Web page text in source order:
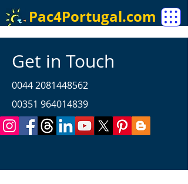
Pac4Portugal.com
Get in Touch
0044 2081448562
00351 964014839